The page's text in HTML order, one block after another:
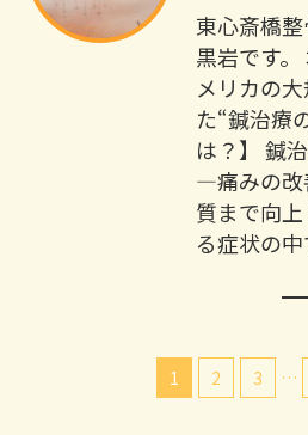
東心斎橋
黒岩です
メリカの
た“鍼治療
は？】 鍼
―痛みの改
質まで向
る症状の
1 2 3 …